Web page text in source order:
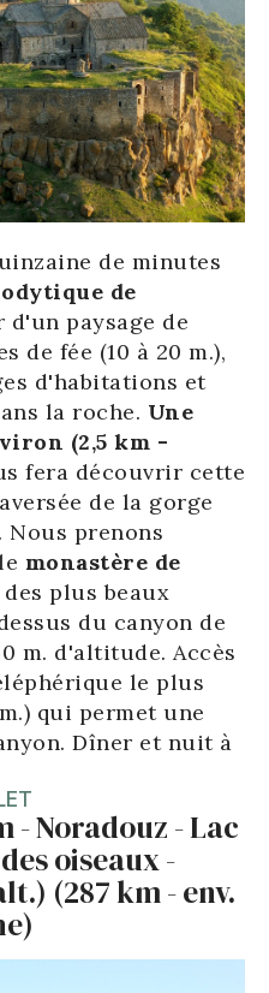
de minutes
de
d'un paysage de
de fée (10 à 20 m.),
d'habitations et
la roche. Une
(2,5 km -
fera découvrir cette
de la gorge
prenons
monastère de
plus beaux
du canyon de
m. d'altitude. Accès
le plus
qui permet une
Dîner et nuit à
- Noradouz - Lac
oiseaux -
(287 km - env.